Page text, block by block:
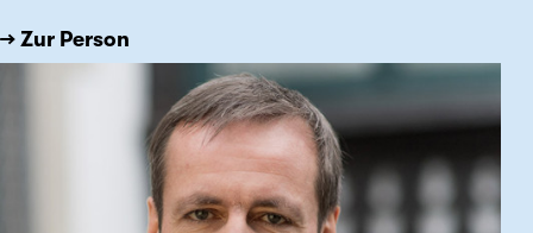
→ Zur Person